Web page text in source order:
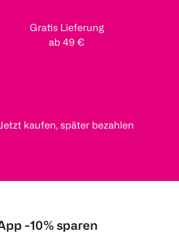
Gratis Lieferung
ab 49 €
Jetzt kaufen, später bezahlen
-10% sparen